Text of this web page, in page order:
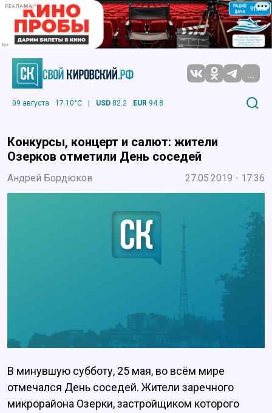
РЕКЛАМА
...
09 августа 17.10°C | USD 82.2 EUR 94.8
Конкурсы, концерт и салют: жители
Озерков отметили День соседей
Андрей Бордюков 27.05.2019 - 17:36
В минувшую субботу, 25 мая, во всём мире
отмечался День соседей. Жители заречного
микрорайона Озерки, застройщиком которого